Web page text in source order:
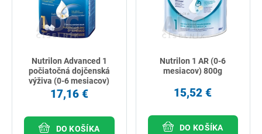
Nutrilon Advanced 1
počiatočná dojčenská
výživa (0-6 mesiacov)
800g
17,16 €
DO KOŠÍKA
Nutrilon 1 AR (0-6
mesiacov) 800g
15,52 €
DO KOŠÍKA